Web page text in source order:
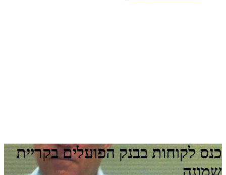
כנס לקוחות בבנק הפועלים בקריית